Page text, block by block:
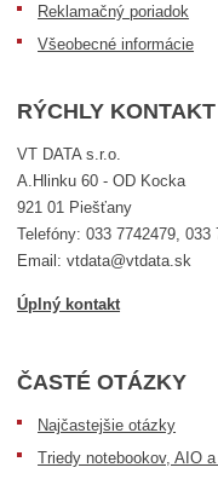
Reklamačný poriadok
Všeobecné informácie
RÝCHLY KONTAKT
VT DATA s.r.o.
A.Hlinku 60 - OD Kocka
921 01 Piešťany
Telefóny: 033 7742479, 033
Email: vtdata@vtdata.sk
Úplný kontakt
ČASTÉ OTÁZKY
Najčastejšie otázky
Triedy notebookov, AIO